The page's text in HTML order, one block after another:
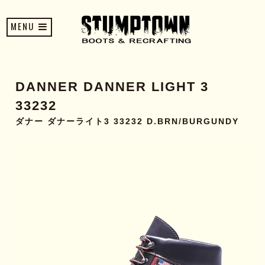
MENU
DANNER DANNER LIGHT 3
33232
ダナー ダナーライト3 33232 D.BRN/BURGUNDY